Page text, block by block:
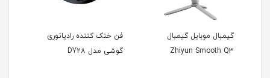
گیمبال موبایل گیمبال
Zhiyun Smooth Q3
فن خنک کننده رادیاتوری
گوشی مدل DY28